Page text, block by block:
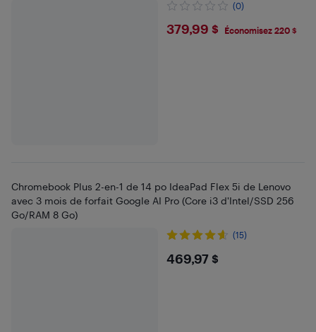
(0)
$379.99
379,99 $ Économisez 220 $
Chromebook Plus 2-en-1 de 14 po IdeaPad Flex 5i de Lenovo
avec 3 mois de forfait Google AI Pro (Core i3 d'Intel/SSD 256
Go/RAM 8 Go)
(15)
$469.97
469,97 $